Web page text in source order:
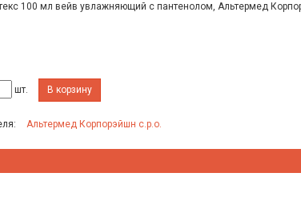
100 мл вейв увлажняющий с пантенолом, Альтермед
шт. В корзину
Альтермед Корпорэйшн с.р.о.